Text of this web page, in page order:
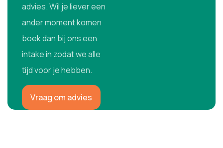
advies. Wil je liever een
ander moment komen
boek dan bij ons een
intake in zodat we alle
tijd voor je hebben.
Vraag om advies